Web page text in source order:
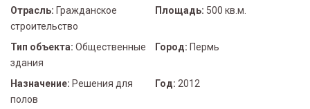
Отрасль: Гражданское
строительство
Площадь: 500 кв.м.
Тип объекта: Общественные
здания
Город: Пермь
Назначение: Решения для
полов
Год: 2012